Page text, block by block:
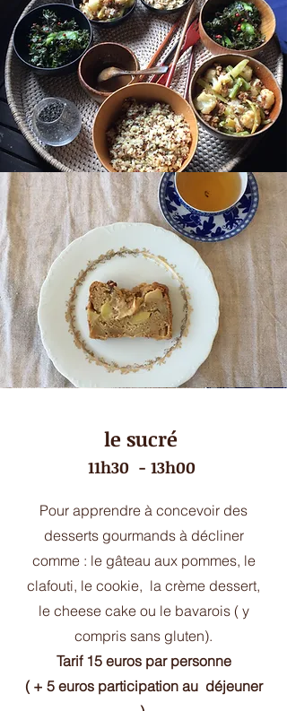
le sucré
11h30 - 13h00
Pour apprendre à concevoir des
desserts gourmands à décliner
comme : le gâteau aux pommes, le
clafouti, le cookie, la crème dessert,
le cheese cake ou le bavarois ( y
compris sans gluten).
Tarif 15 euros par personne
( + 5 euros participation au déjeuner